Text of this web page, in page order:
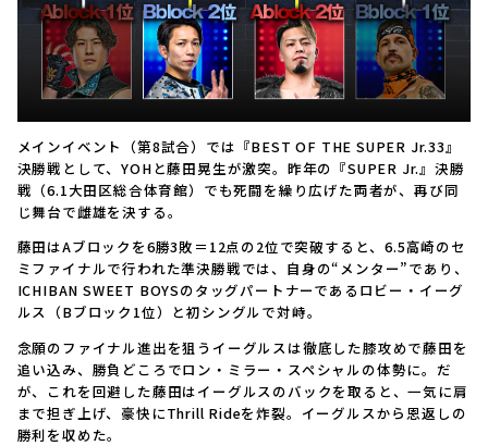
メインイベント（第8試合）では『BEST OF THE SUPER Jr.33』
決勝戦として、YOHと藤田晃生が激突。昨年の『SUPER Jr.』決勝
戦（6.1大田区総合体育館）でも死闘を繰り広げた両者が、再び同
じ舞台で雌雄を決する。
藤田はAブロックを6勝3敗＝12点の2位で突破すると、6.5高崎のセ
ミファイナルで行われた準決勝戦では、自身の“メンター”であり、
ICHIBAN SWEET BOYSのタッグパートナーであるロビー・イーグ
ルス（Bブロック1位）と初シングルで対峙。
念願のファイナル進出を狙うイーグルスは徹底した膝攻めで藤田を
追い込み、勝負どころでロン・ミラー・スペシャルの体勢に。だ
が、これを回避した藤田はイーグルスのバックを取ると、一気に肩
まで担ぎ上げ、豪快にThrill Rideを炸裂。イーグルスから恩返しの
勝利を収めた。